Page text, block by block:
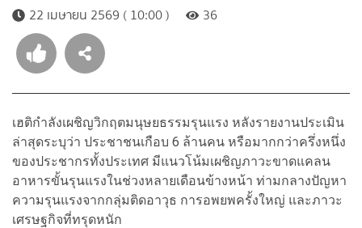
22 เมษายน 2569 ( 10:00 )
36
เฮติกำลังเผชิญวิกฤตมนุษยธรรมรุนแรง หลังรายงานประเมิน
ล่าสุดระบุว่า ประชาชนเกือบ 6 ล้านคน หรือมากกว่าครึ่งหนึ่ง
ของประชากรทั้งประเทศ มีแนวโน้มเผชิญภาวะขาดแคลน
อาหารขั้นรุนแรงในช่วงหลายเดือนข้างหน้า ท่ามกลางปัญหา
ความรุนแรงจากกลุ่มติดอาวุธ การอพยพครั้งใหญ่ และภาวะ
เศรษฐกิจที่ทรุดหนัก